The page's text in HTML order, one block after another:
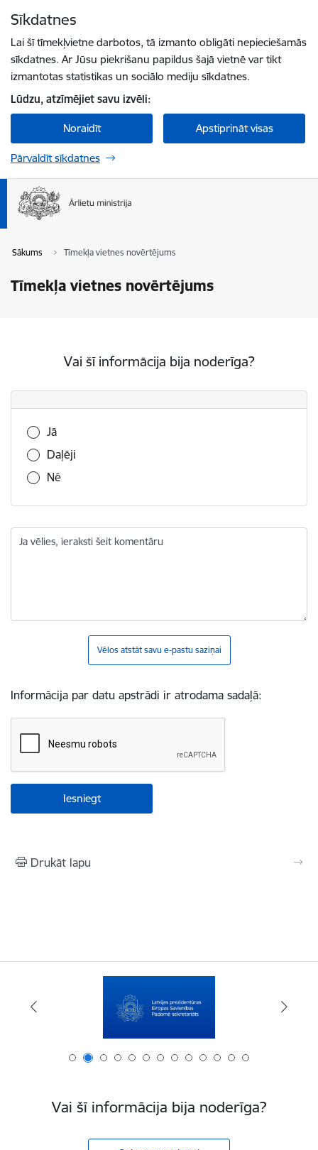
Sīkdatnes
Lai šī tīmekļvietne darbotos, tā izmanto obligāti nepieciešamās
sīkdatnes. Ar Jūsu piekrišanu papildus šajā vietnē var tikt
izmantotas statistikas un sociālo mediju sīkdatnes.
Lūdzu, atzīmējiet savu izvēli:
Noraidīt Apstiprināt visas
Pārvaldīt sīkdatnes
Sākums Tīmekļa vietnes novērtējums
Tīmekļa vietnes novērtējums
Vai šī informācija bija noderīga?
Vai šī informācija bija noderīga?
Jā
Daļēji
Nē
Ja vēlies, ieraksti šeit komentāru
Vēlos atstāt savu e-pastu saziņai
Informācija par datu apstrādi ir atrodama sadaļā:
Drukāt lapu
Vai šī informācija bija noderīga?